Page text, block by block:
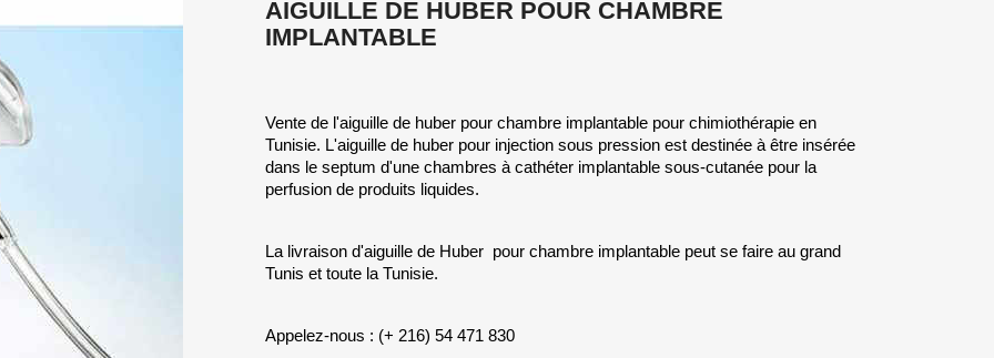
AIGUILLE DE HUBER POUR CHAMBRE
IMPLANTABLE
Vente de l'aiguille de huber pour chambre implantable pour chimiothérapie en
Tunisie. L'aiguille de huber pour injection sous pression est destinée à être insérée
dans le septum d'une chambres à cathéter implantable sous-cutanée pour la
perfusion de produits liquides.
La livraison d'aiguille de Huber pour chambre implantable peut se faire au grand
Tunis et toute la Tunisie.
Appelez-nous : (+ 216) 54 471 830